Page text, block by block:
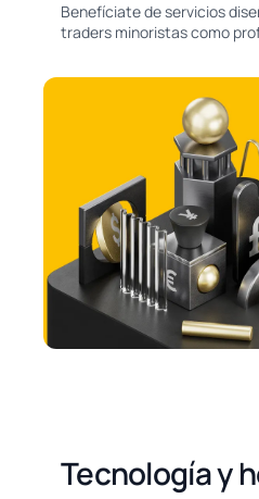
Benefíciate de servicios
traders minoristas como
Tecnología y